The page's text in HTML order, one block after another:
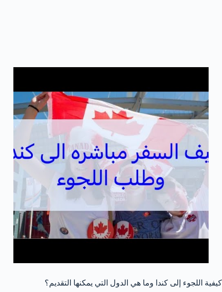
كيفية اللجوء إلى كندا وما هي الدول التي يمكنها التقديم؟